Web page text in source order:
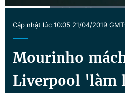
Tin thị trường
Video
Sản phẩm khác
Đăng xuất
Time
Cập nhật lúc 10:05 21/04/2019
Mourinho
Liverpool 'làm